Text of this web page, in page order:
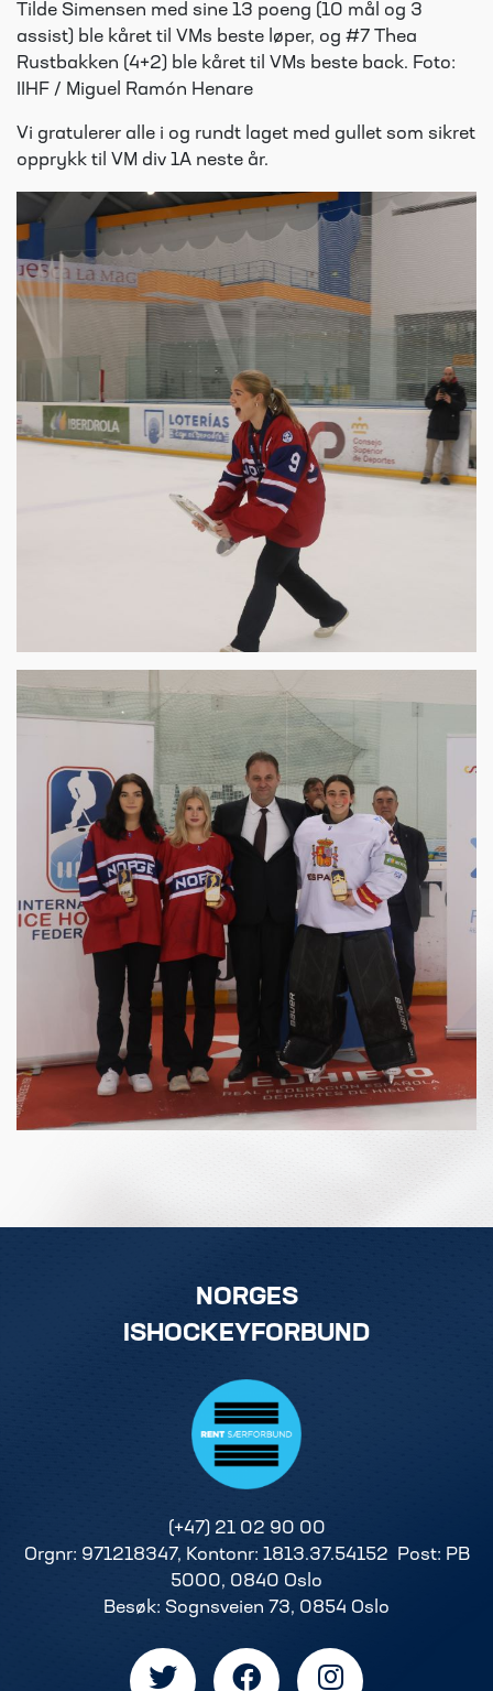
Tilde Simensen med sine 13 poeng (10 mål og 3
assist) ble kåret til VMs beste løper, og #7 Thea
Rustbakken (4+2) ble kåret til VMs beste back. Foto:
IIHF / Miguel Ramón Henare
Vi gratulerer alle i og rundt laget med gullet som sikret
opprykk til VM div 1A neste år.
NORGES
ISHOCKEYFORBUND
(+47) 21 02 90 00
Orgnr: 971218347, Kontonr: 1813.37.54152 Post: PB
5000, 0840 Oslo
Besøk: Sognsveien 73, 0854 Oslo